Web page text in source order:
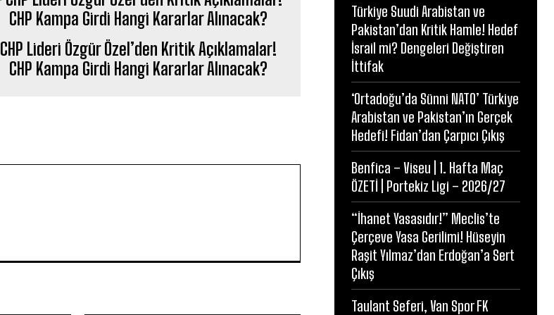
CHP Lideri Özgür Özel’den Kritik Açıklamalar!
CHP Kampa Girdi Hangi Kararlar Alınacak?
Türkiye Suudi Arabistan ve
Pakistan’dan Kritik Hamle! Hedef
İsrail mi? Dengeleri Değiştiren
İttifak
‘Ortadoğu’da Sünni NATO’ Türkiye
Arabistan ve Pakistan’ın Gerçek
Hedefi! Fidan’dan Çarpıcı Çıkış
Benfica – Viseu | 1. Hafta Maç
ÖZETİ | Portekiz Ligi – 2026/27
“İhanet Yasasıdır!” Meclis’te
Çerçeve Yasa Gerilimi! Hüseyin
Raşit Yılmaz’dan Erdoğan’a Sert
Çıkış
Taulant Seferi, Van Spor FK